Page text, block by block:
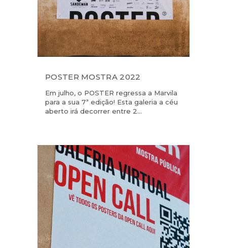
POSTER MOSTRA 2022
Em julho, o POSTER regressa a Marvila
para a sua 7ª edição! Esta galeria a céu
aberto irá decorrer entre 2...